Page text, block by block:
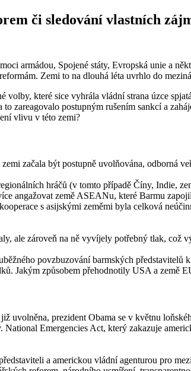
či sledování vlastních
armádou, Spojené státy, Evropská unie a
Zemi to na dlouhá léta uvrhlo do
volby, které sice vyhrála vládní strana úzce
zareagovalo postupným rušením sankcí a
vlivu v této zemi?
začala být postupně uvolňována, odborná
hráčů (v tomto případě Číny, Indie,
angažovat země ASEANu, které Barmu
s asijskými zeměmi byla celková
ale zároveň na ně vyvíjely potřebný tlak,
povzbuzování barmských
Jakým způsobem přehodnotily USA a země
uvolněna, prezident Obama se v květnu
Emergencies Act, který zakazuje
a americkou vládní agenturou pro